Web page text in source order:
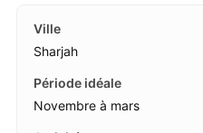
Sharjah
Novembre à mars